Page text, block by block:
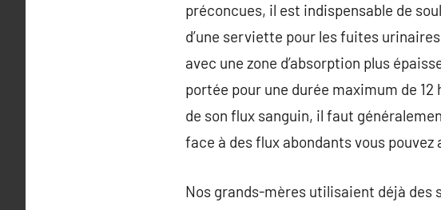
préconcues, il est indispensable de
d’une serviette pour les fuites
avec une zone d’absorption plus
portée pour une durée maximum de
de son flux sanguin, il faut
face à des flux abondants vous
Nos grands-mères utilisaient déjà des